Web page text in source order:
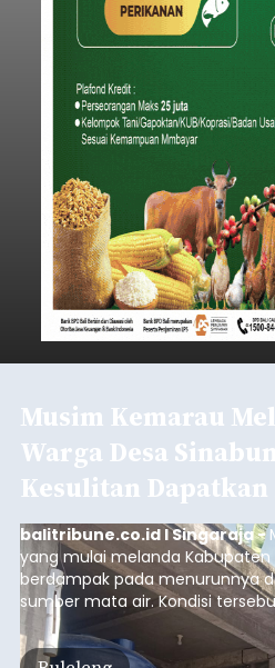
Musim Kemarau
Warga Desa
Kesulitan
balitribune.co.id I Singaraja -
yang mulai melanda Kabupaten
berdampak pada menurunnya
sumber mata air. Kondisi
warga di beberapa desa mulai
kesulitan mendapatkan air